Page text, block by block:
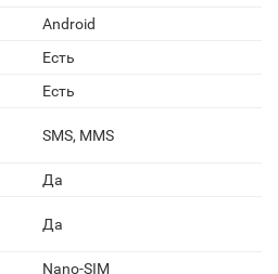
Android
Есть
Есть
SMS, MMS
Да
Да
Nano-SIM